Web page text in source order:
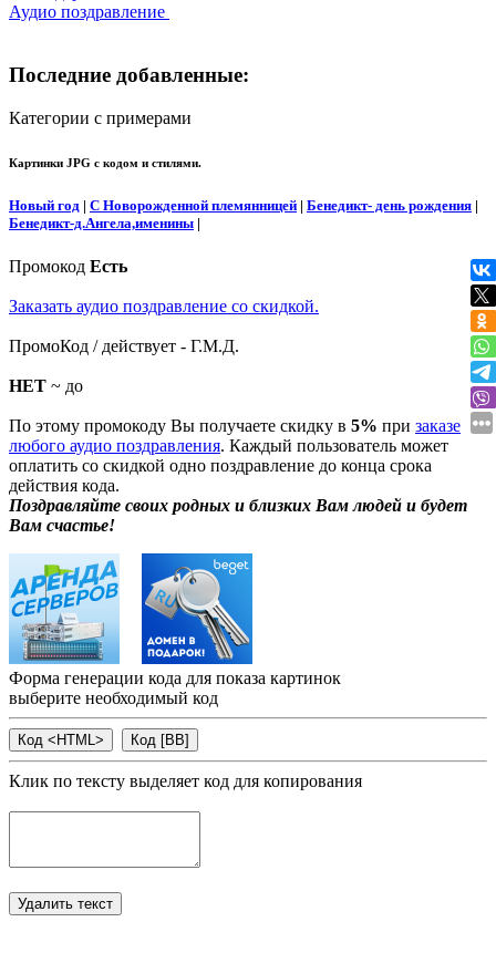
Аудио поздравление
Последние добавленные:
Категории с примерами
Картинки JPG с кодом и стилями.
Новый год | С Новорожденной племянницей | Бенедикт- день рождения |
Бенедикт-д.Ангела,именины |
Промокод Есть
Заказать аудио поздравление со скидкой.
ПромоКод / действует - Г.М.Д.
НЕТ ~ до
По этому промокоду Вы получаете скидку в 5% при заказе
любого аудио поздравления. Каждый пользователь может
оплатить со скидкой одно поздравление до конца срока
действия кода.
Поздравляйте своих родных и близких Вам людей и будет
Вам счастье!
Форма генерации кода для показа картинок
выберите необходимый код
Клик по тексту выделяет код для копирования